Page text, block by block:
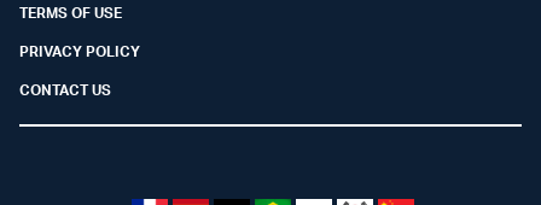
TERMS OF USE
PRIVACY POLICY
CONTACT US